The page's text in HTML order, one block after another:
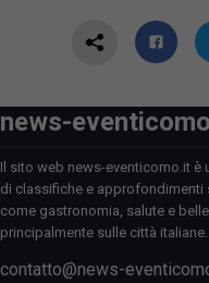
news-
Il sito web news-eventicomo.it
di classifiche e approfondimenti
come gastronomia, salute e
principalmente sulle città italiane.
contatto@news-